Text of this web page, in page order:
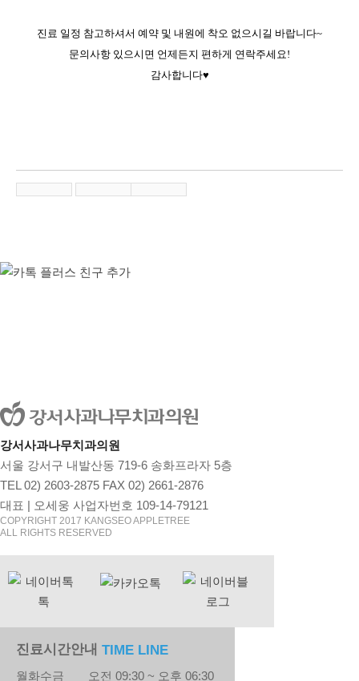
진료 일정 참고하셔서 예약 및 내원에 착오 없으시길 바랍니다~
문의사항 있으시면 언제든지 편하게 연락주세요!
감사합니다♥
강서사과나무치과의원
서울 강서구 내발산동 719-6 송화프라자 5층
TEL 02) 2603-2875 FAX 02) 2661-2876
대표 | 오세웅 사업자번호 109-14-79121
COPYRIGHT 2017 KANGSEO APPLETREE
ALL RIGHTS RESERVED
진료시간안내 TIME LINE
월화수금 오전 09:30 ~ 오후 06:30